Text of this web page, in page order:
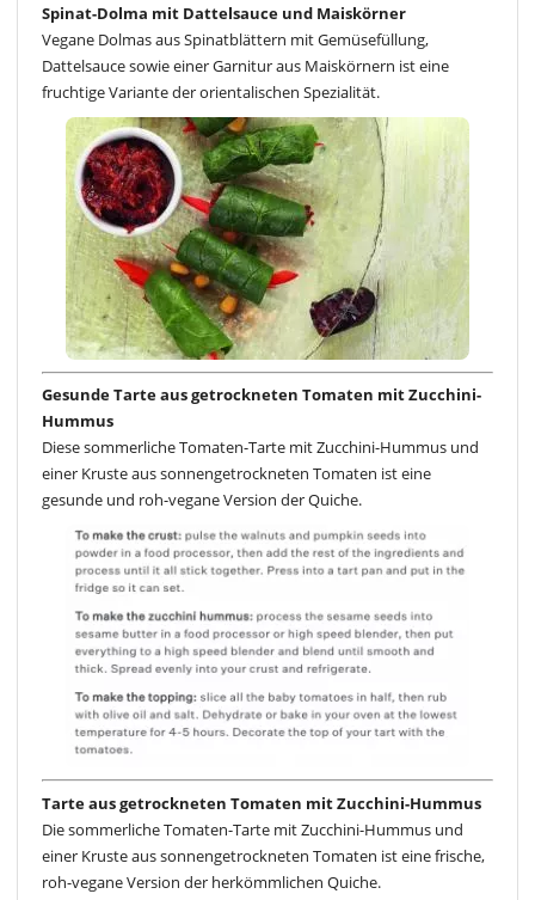
Spinat-Dolma mit Dattelsauce und Maiskörner
Vegane Dolmas aus Spinatblättern mit Gemüsefüllung,
Dattelsauce sowie einer Garnitur aus Maiskörnern ist eine
fruchtige Variante der orientalischen Spezialität.
Gesunde Tarte aus getrockneten Tomaten mit Zucchini-
Hummus
Diese sommerliche Tomaten-Tarte mit Zucchini-Hummus und
einer Kruste aus sonnengetrockneten Tomaten ist eine
gesunde und roh-vegane Version der Quiche.
Tarte aus getrockneten Tomaten mit Zucchini-Hummus
Die sommerliche Tomaten-Tarte mit Zucchini-Hummus und
einer Kruste aus sonnengetrockneten Tomaten ist eine frische,
roh-vegane Version der herkömmlichen Quiche.